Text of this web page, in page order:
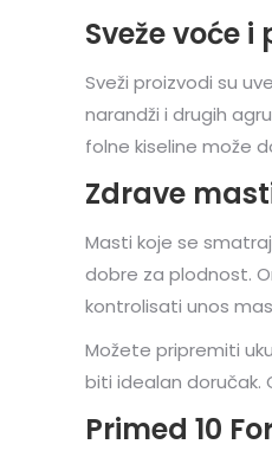
Sveže voće i
Sveži proizvodi su
narandži i drugih
folne kiseline može
Zdrave
Masti koje se
dobre za plodnost.
kontrolisati unos
Možete pripremiti
biti idealan doručak.
Primed 10